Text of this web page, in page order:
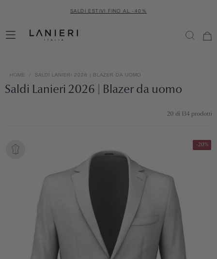
SALDI ESTIVI FINO AL -40%
HOME / SALDI LANIERI 2026 | BLAZER DA UOMO
Saldi Lanieri 2026 | Blazer da uomo
20 di 134 prodotti
-20%